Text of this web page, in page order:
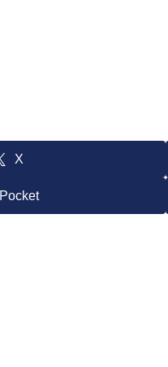
X
Pocket